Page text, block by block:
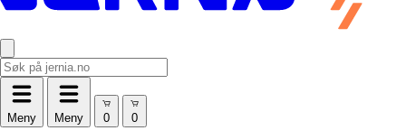
Meny Meny